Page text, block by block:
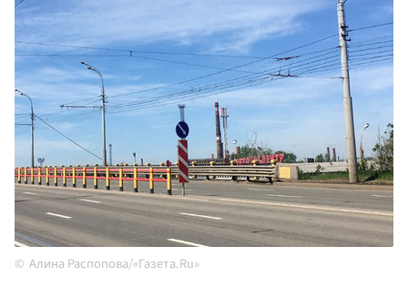
Алина Распопова/«Газета.Ru»